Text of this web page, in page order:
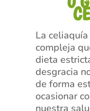
La
compleja
dieta
desgracia
de forma
ocasionar